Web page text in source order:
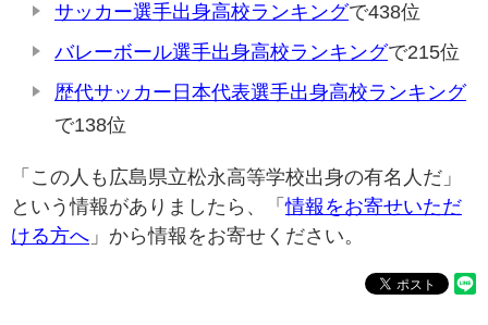
サッカー選手出身高校ランキングで438位
バレーボール選手出身高校ランキングで215位
歴代サッカー日本代表選手出身高校ランキング
で138位
「この人も広島県立松永高等学校出身の有名人だ」
という情報がありましたら、「情報をお寄せいただ
ける方へ 」から情報をお寄せください。